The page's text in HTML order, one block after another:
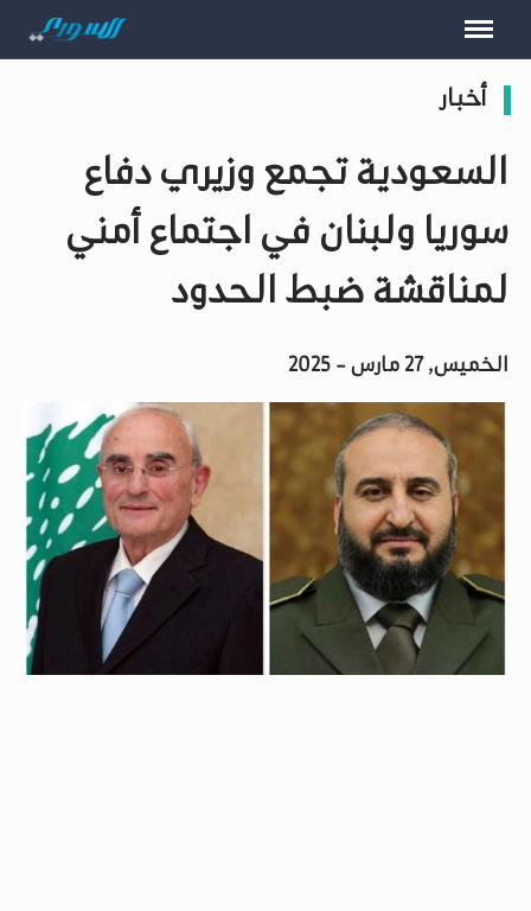
أخبار
السعودية تجمع وزيري دفاع
سوريا ولبنان في اجتماع أمني
لمناقشة ضبط الحدود
الخميس, 27 مارس - 2025